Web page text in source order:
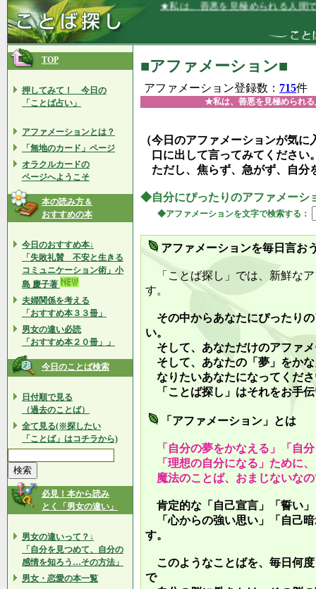
★私は、善悪を見極められる人間であり
TOP
押してみて！ 今日の
「ことば占い」
アファメーションとは？
「無地のカード」ページ
オラクルカードの
ページへようこそ
本の読み方＆
おすすめの本
今日のおすすめ本↓
「失敗礼賛 不安と生きる
コミュニケーション術」小
島 慶子著
夫婦関係を考える
「おすすめ本３３冊」
男女の違い必読
「おすすめ本２０冊」」
今日のことば検索
日付順で見る
（過去のことば）
全て見る(※探したい
「ことば」はコチラから)
必見！本から読み
とく「男女の違い」
男女の違いって？↓
「自分を見つめて、自分の
感情を知ろう…その方法」
男女・恋愛の本一覧
■アファメーション■
アファメーション登録数： 715件
★私は、善悪を見極められ
（今日のアファメーションが気
口に出して言ってみてください
ただし、焦らず、急がず、自分
◆自分にぴったりのアファメーシ
◆アファメーションを文字で検索する：
アファメーションを毎日言お
「ことば探し」では、新鮮な
す。
その中からあなたにぴったり
い。
そして、あなただけのアファ
そして、あなたの「夢」をか
なりたいあなたになってくだ
「ことば探し」はそれをお手
「アファメーション」とは
「自分の夢をかなえる」「自
「理想の自分になる」ために
魔法のことば、おまじないな
肯定的な「自己宣言」「誓い
「心からの強い思い」「自己
す。
このようなことばを、毎日何
で